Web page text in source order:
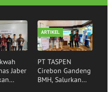
Jaber
ARTIKEL
PT TASPEN
Cirebon Gandeng
BMH, Salurkan